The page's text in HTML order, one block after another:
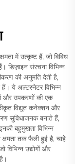
में उत्कृष्ट हैं, जो विविध
डिज़ाइन संरचना विभिन्न
की अनुमति देती है,
हैं। ये अल्टरनेटर विभिन्न
और उपकरणों की एक
विद्युत कनेक्शन और
सुविधाजनक बनाते हैं,
बहुमुखता विभिन्न
क्षमता तक फैली हुई है, चाहे
विभिन्न उद्योगों और